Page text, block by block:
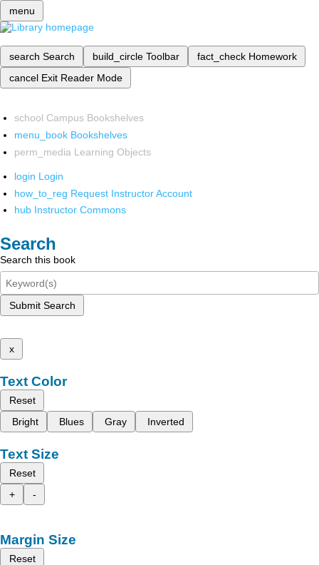
menu
search Search build_circle Toolbar fact_check Homework
cancel Exit Reader Mode
school Campus Bookshelves
menu_book Bookshelves
perm_media Learning Objects
login Login
how_to_reg Request Instructor Account
hub Instructor Commons
Search
Search this book
Submit Search
x
Text Color
Reset
Bright
Blues Gray Inverted
Text Size
Reset
+
-
Margin Size
Reset